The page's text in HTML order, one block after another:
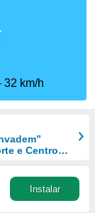
32 km/h
e Centro
Instalar